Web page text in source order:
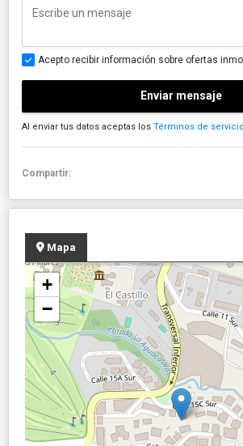
Acepto recibir información sobre ofertas
Enviar mensaje
Al enviar tus datos aceptas los Términos de
Compartir:
Mapa
+
−